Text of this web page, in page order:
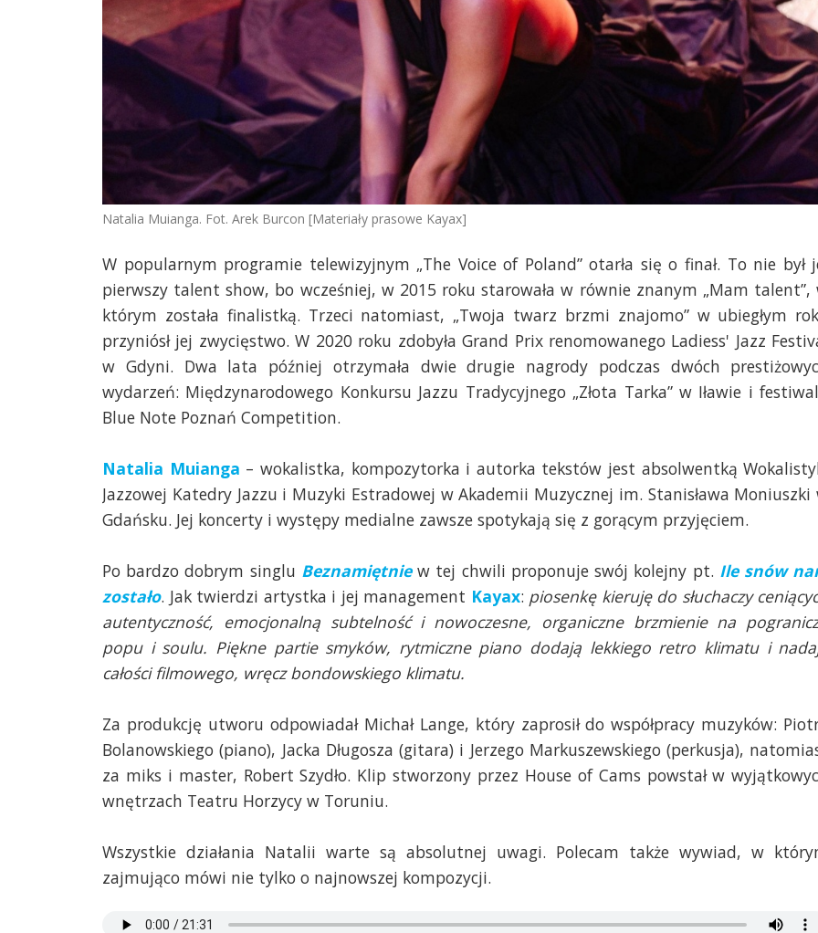
Natalia Muianga. Fot. Arek Burcon [Materiały prasowe Kayax]
W popularnym programie telewizyjnym „The Voice of Poland” otarła się o finał. To nie był
pierwszy talent show, bo wcześniej, w 2015 roku starowała w równie znanym „Mam talent”,
którym została finalistką. Trzeci natomiast, „Twoja twarz brzmi znajomo” w ubiegłym
przyniósł jej zwycięstwo. W 2020 roku zdobyła Grand Prix renomowanego Ladiess' Jazz
w Gdyni. Dwa lata później otrzymała dwie drugie nagrody podczas dwóch
wydarzeń: Międzynarodowego Konkursu Jazzu Tradycyjnego „Złota Tarka” w Iławie i
Blue Note Poznań Competition.
Natalia Muianga – wokalistka, kompozytorka i autorka tekstów jest absolwentką
Jazzowej Katedry Jazzu i Muzyki Estradowej w Akademii Muzycznej im. Stanisława Moniuszki
Gdańsku. Jej koncerty i występy medialne zawsze spotykają się z gorącym przyjęciem.
Po bardzo dobrym singlu Beznamiętniew tej chwili proponuje swój kolejny pt. Ile snów
zostało. Jak twierdzi artystka i jej management Kayax: piosenkę kieruję do słuchaczy
autentyczność, emocjonalną subtelność i nowoczesne, organiczne brzmienie na
popu i soulu. Piękne partie smyków, rytmiczne piano dodają lekkiego retro klimatu i
całości filmowego, wręcz bondowskiego klimatu.
Za produkcję utworu odpowiadał Michał Lange, który zaprosił do współpracy muzyków:
Bolanowskiego (piano), Jacka Długosza (gitara) i Jerzego Markuszewskiego (perkusja),
za miks i master, Robert Szydło. Klip stworzony przez House of Cams powstał w
wnętrzach Teatru Horzycy w Toruniu.
Wszystkie działania Natalii warte są absolutnej uwagi. Polecam także wywiad, w
zajmująco mówi nie tylko o najnowszej kompozycji.